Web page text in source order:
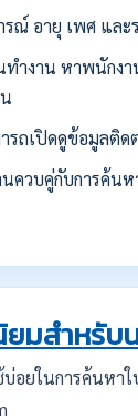
ณ์ อายุ เพศ และ
ทำงาน หาพนักง
รถเปิดดูข้อมูลติด
ควบคู่กับการค้นห
มสำหรับ
อยในการค้นหา